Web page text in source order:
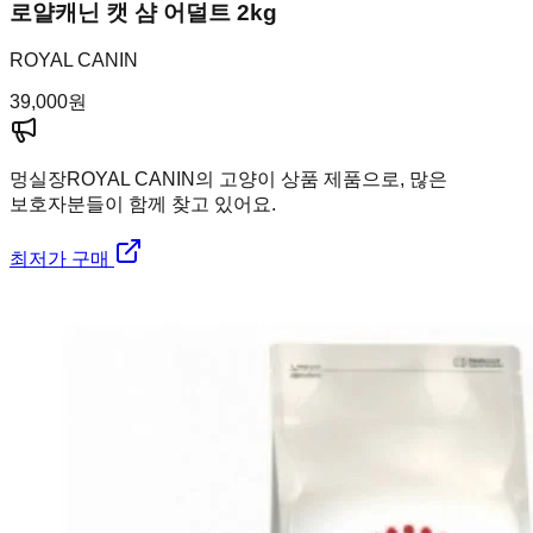
로얄캐닌 캣 샴 어덜트 2kg
ROYAL CANIN
39,000원
멍실장ROYAL CANIN의 고양이 상품 제품으로, 많은
보호자분들이 함께 찾고 있어요.
최저가 구매